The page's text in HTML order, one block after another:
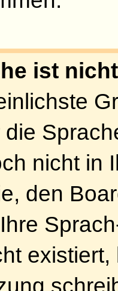
oder
erst
werden am
können neue
lösche ich
sind, können
editieren.
nur